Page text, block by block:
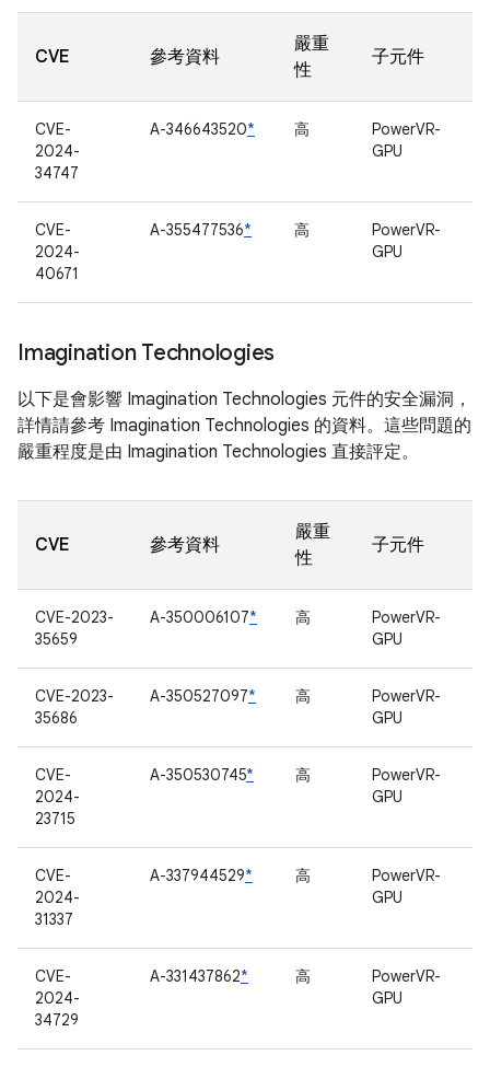
CVE 參考資料
嚴重
性
子元件
CVE-
2024-
34747
A-346643520* 高
PowerVR-
GPU
CVE-
2024-
40671
A-355477536* 高
PowerVR-
GPU
Imagination Technologies
以下是會影響 Imagination Technologies 元件的安全漏洞，
詳情請參考 Imagination Technologies 的資料。這些問題的
嚴重程度是由 Imagination Technologies 直接評定。
CVE 參考資料
嚴重
性
子元件
CVE-2023-
35659
A-350006107* 高
PowerVR-
GPU
CVE-2023-
35686
A-350527097* 高
PowerVR-
GPU
CVE-
2024-
23715
A-350530745* 高
PowerVR-
GPU
CVE-
2024-
31337
A-337944529* 高
PowerVR-
GPU
CVE-
2024-
34729
A-331437862* 高
PowerVR-
GPU